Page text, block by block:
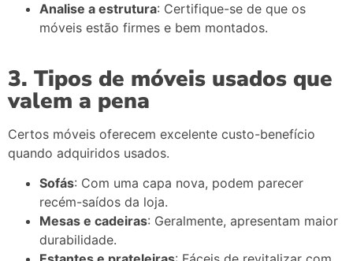
Analise a estrutura: Certifique-se de que os
móveis estão firmes e bem montados.
3. Tipos de móveis usados que
valem a pena
Certos móveis oferecem excelente custo-benefício
quando adquiridos usados.
Sofás: Com uma capa nova, podem parecer
recém-saídos da loja.
Mesas e cadeiras: Geralmente, apresentam maior
durabilidade.